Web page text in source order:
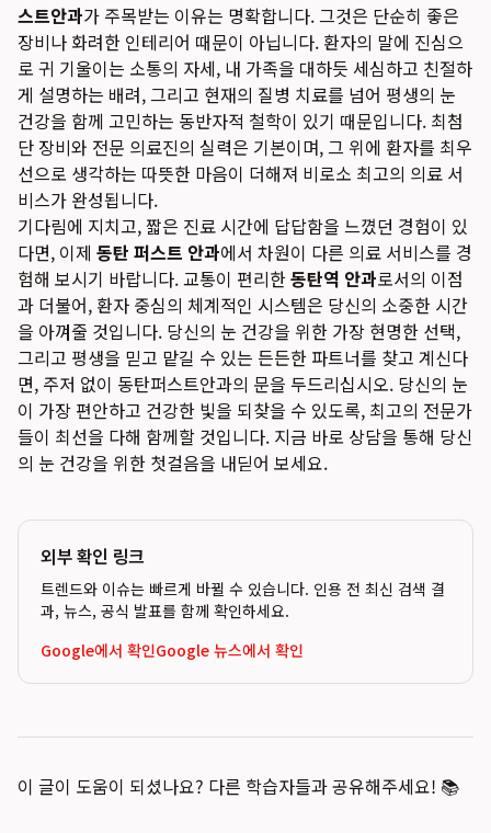
스트안과가 주목받는 이유는 명확합니다. 그것은 단순히 좋은
장비나 화려한 인테리어 때문이 아닙니다. 환자의 말에 진심으
로 귀 기울이는 소통의 자세, 내 가족을 대하듯 세심하고 친절하
게 설명하는 배려, 그리고 현재의 질병 치료를 넘어 평생의 눈
건강을 함께 고민하는 동반자적 철학이 있기 때문입니다. 최첨
단 장비와 전문 의료진의 실력은 기본이며, 그 위에 환자를 최우
선으로 생각하는 따뜻한 마음이 더해져 비로소 최고의 의료 서
비스가 완성됩니다.
기다림에 지치고, 짧은 진료 시간에 답답함을 느꼈던 경험이 있
다면, 이제 동탄 퍼스트 안과에서 차원이 다른 의료 서비스를 경
험해 보시기 바랍니다. 교통이 편리한동탄역 안과로서의 이점
과 더불어, 환자 중심의 체계적인 시스템은 당신의 소중한 시간
을 아껴줄 것입니다. 당신의 눈 건강을 위한 가장 현명한 선택,
그리고 평생을 믿고 맡길 수 있는 든든한 파트너를 찾고 계신다
면, 주저 없이 동탄퍼스트안과의 문을 두드리십시오. 당신의 눈
이 가장 편안하고 건강한 빛을 되찾을 수 있도록, 최고의 전문가
들이 최선을 다해 함께할 것입니다. 지금 바로 상담을 통해 당신
의 눈 건강을 위한 첫걸음을 내딛어 보세요.
외부 확인 링크
트렌드와 이슈는 빠르게 바뀔 수 있습니다. 인용 전 최신 검색 결
과, 뉴스, 공식 발표를 함께 확인하세요.
Google에서 확인Google 뉴스에서 확인
이 글이 도움이 되셨나요? 다른 학습자들과 공유해주세요! 📚